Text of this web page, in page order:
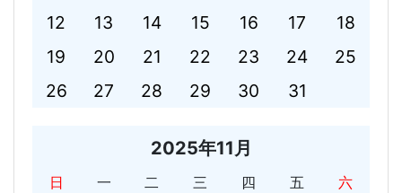
12 13 14 15 16 17
18
19
20 21 22 23 24
25
26
27 28 29 30 31
2025年11月
日 一 二 三 四 五 六